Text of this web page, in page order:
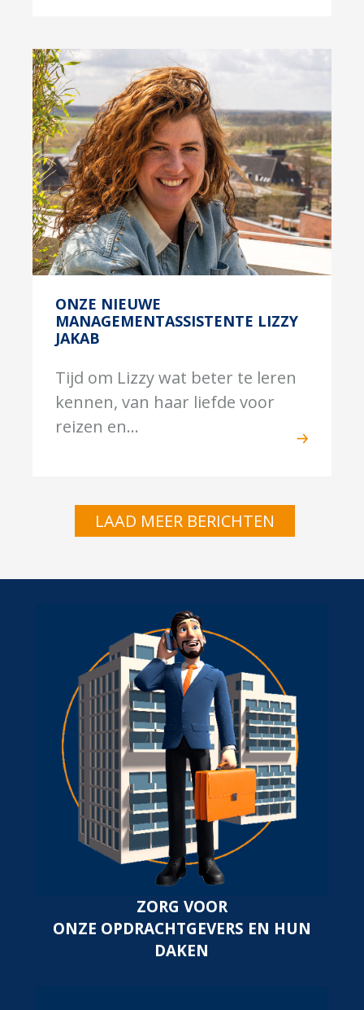
ONZE NIEUWE
MANAGEMENTASSISTENTE LIZZY
JAKAB
Tijd om Lizzy wat beter te leren
kennen, van haar liefde voor
reizen en...
LAAD MEER BERICHTEN
ZORG VOOR
ONZE OPDRACHTGEVERS EN HUN
DAKEN